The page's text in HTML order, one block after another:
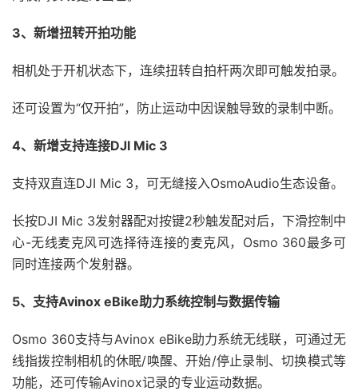
3、新增扭转开拍功能
相机处于开机状态下，连续扭转自拍杆两次即可触发拍录。
还可设置为“仅开拍”，防止运动中因误触导致的录制中断。
4、新增支持连接DJl Mic 3
支持双直连DJI Mic 3，可无缝接入OsmoAudio生态设备。
长按DJI Mic 3发射器配对按键2秒触发配对后，下滑控制中
心-无线麦克风可选择待连接的麦克风，Osmo 360最多可
同时连接两个发射器。
5、支持Avinox eBike助力系统控制与数据传输
Osmo 360支持与Avinox eBike助力系统无线联，可通过无
线指拨控制相机的休眠/唤醒、开始/停止录制、切换模式等
功能，还可传输Avinox记录的专业运动数据。